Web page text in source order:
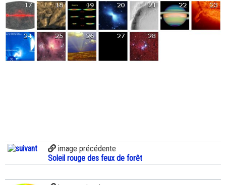
image précédente
Soleil rouge des feux de forêt